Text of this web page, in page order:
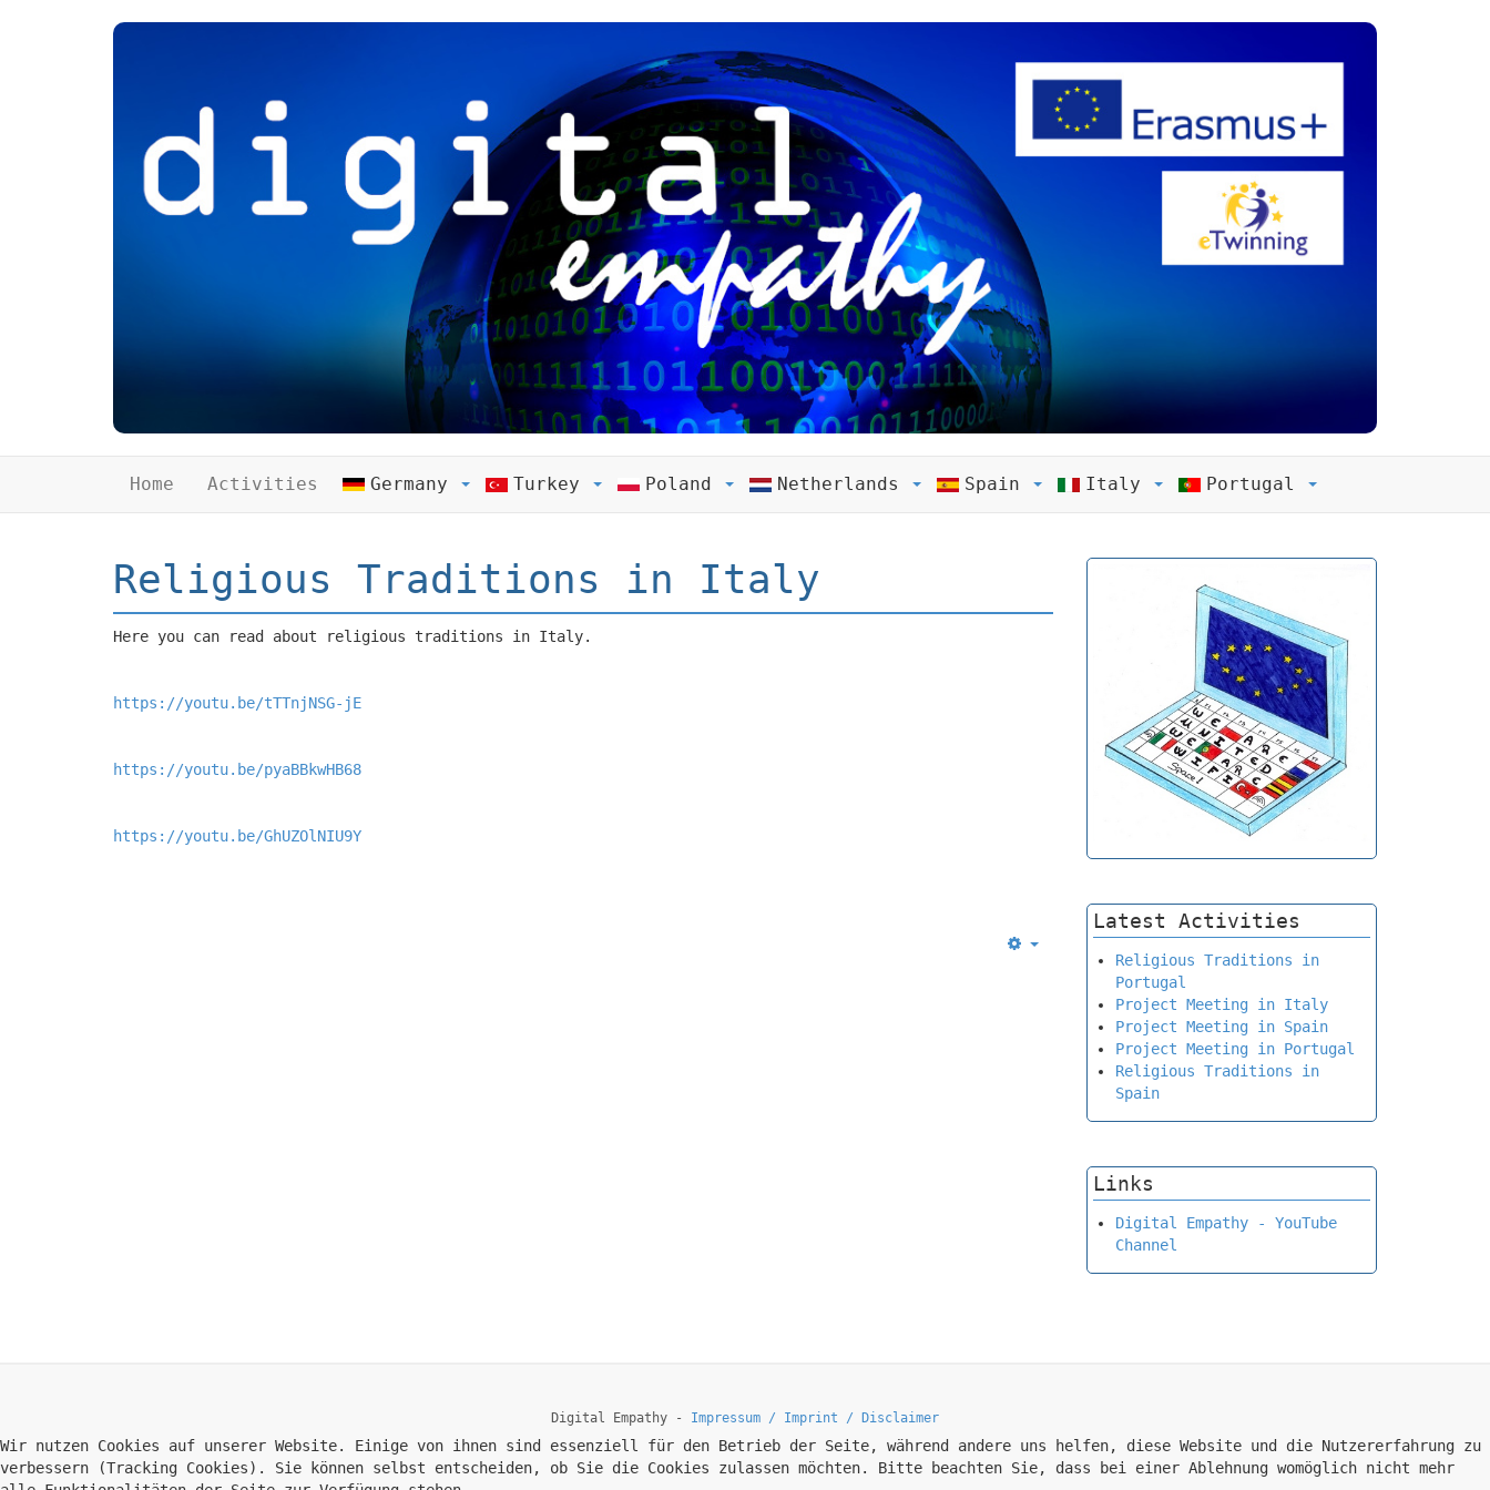
Home Activities Germany Turkey Poland Netherlands Spain Italy Portugal
Religious Traditions in Italy
Here you can read about religious traditions in Italy.
https://youtu.be/tTTnjNSG-jE
https://youtu.be/pyaBBkwHB68
https://youtu.be/GhUZOlNIU9Y
Latest Activities
Religious Traditions in
Portugal
Project Meeting in Italy
Project Meeting in Spain
Project Meeting in Portugal
Religious Traditions in
Spain
Links
Digital Empathy - YouTube
Channel
Digital Empathy - Impressum / Imprint / Disclaimer
Wir nutzen Cookies auf unserer Website. Einige von ihnen sind essenziell für den Betrieb der Seite, während andere uns helfen, diese Website und die Nutzererfahrung zu
verbessern (Tracking Cookies). Sie können selbst entscheiden, ob Sie die Cookies zulassen möchten. Bitte beachten Sie, dass bei einer Ablehnung womöglich nicht mehr